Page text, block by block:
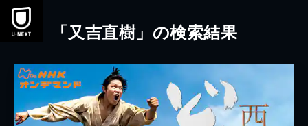
本文へスキップ
「又吉直樹」の検索結果